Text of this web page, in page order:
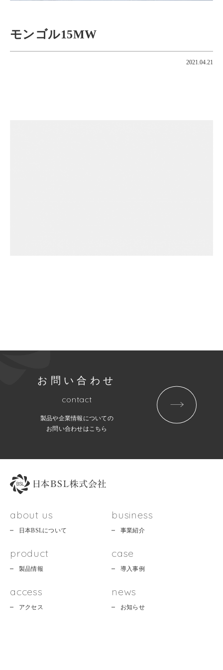
モンゴル15MW
2021.04.21
お問い合わせ
contact
製品や企業情報についての
お問い合わせはこちら
about us
日本BSLについて
business
事業紹介
product
製品情報
case
導入事例
access
アクセス
news
お知らせ